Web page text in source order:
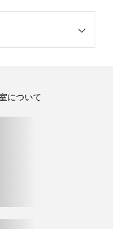
について